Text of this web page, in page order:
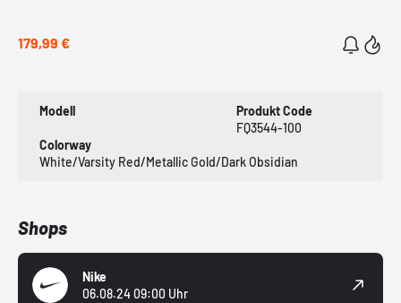
179,99 €
Modell
Produkt Code
FQ3544-100
Colorway
White/Varsity Red/Metallic Gold/Dark Obsidian
Shops
Nike
06.08.24 09:00 Uhr